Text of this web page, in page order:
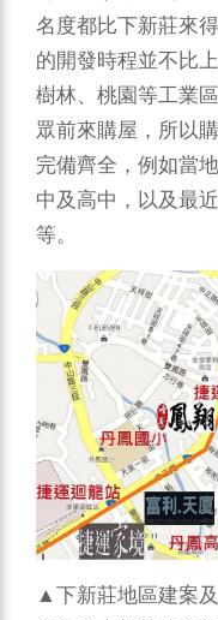
名度都比下新莊來
的開發時程並不比
樹林、桃園等工業
眾前來購屋，所以
完備齊全，例如當
中及高中，以及最
等。
▲下新莊地區建案